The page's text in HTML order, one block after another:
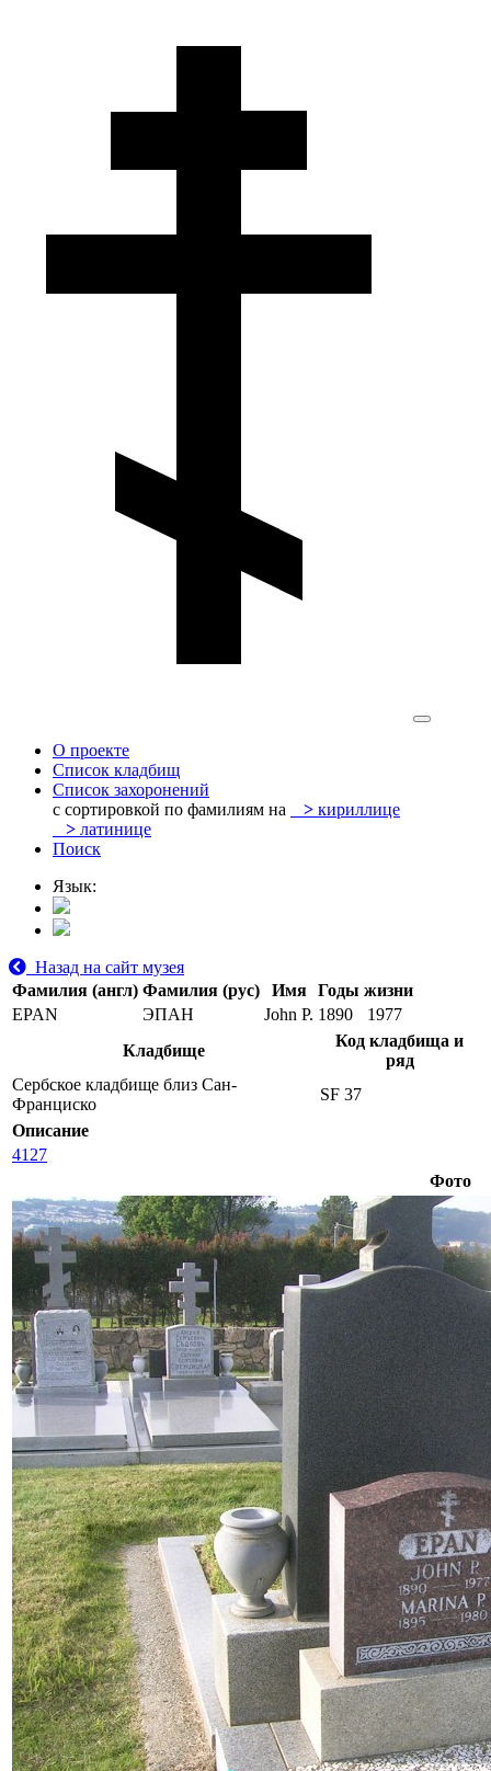
О проекте
Список кладбищ
Список захоронений
с сортировкой по фамилиям на
> кириллице
> латинице
Поиск
Язык:
Назад на сайт музея
Фамилия (англ) Фамилия (рус) Имя
Годы жизни
EPAN
ЭПАН John P. 1890
1977
Кладбище
Код кладбища и
ряд
Сербское кладбище близ Сан-
Франциско
SF 37
Описание
4127
Фото